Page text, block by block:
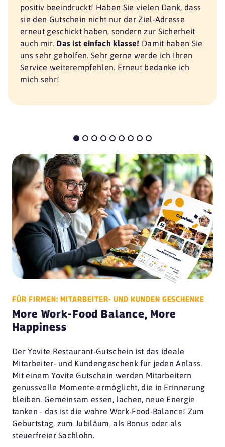
positiv beeindruckt! Haben Sie vielen Dank, dass
sie den Gutschein nicht nur der Ziel-Adresse
erneut geschickt haben, sondern zur Sicherheit
auch mir. Das ist einfach klasse! Damit haben Sie
uns sehr geholfen. Sehr gerne werde ich Ihren
Service weiterempfehlen. Erneut bedanke ich
mich sehr!
FÜR FIRMEN: MITARBEITER- UND KUNDEN GESCHENKE
More Work-Food Balance, More
Happiness
Der Yovite Restaurant-Gutschein ist das ideale
Mitarbeiter- und Kundengeschenk für jeden Anlass.
Mit einem Yovite Gutschein werden Mitarbeitern
genussvolle Momente ermöglicht, die in Erinnerung
bleiben. Gemeinsam essen, lachen, neue Energie
tanken - das ist die wahre Work-Food-Balance! Zum
Geburtstag, zum Jubiläum, als Bonus oder als
steuerfreier Sachlohn.